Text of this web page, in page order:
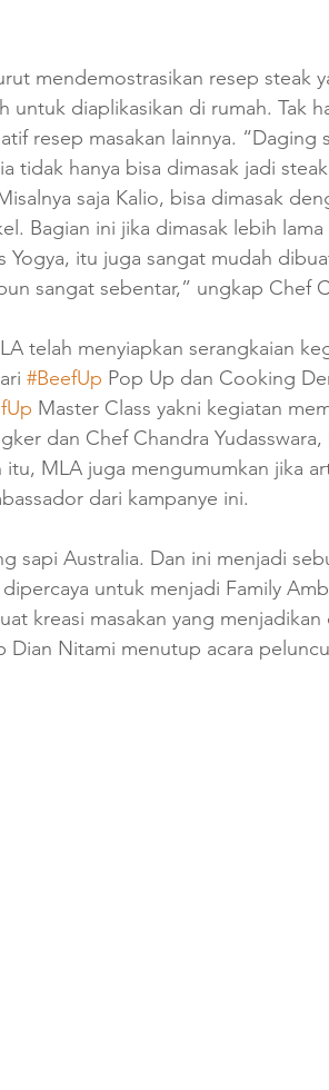
mendemostrasikan resep steak
untuk diaplikasikan di rumah. Tak
resep masakan lainnya. “Daging
tidak hanya bisa dimasak jadi
saja Kalio, bisa dimasak
Bagian ini jika dimasak lebih
Yogya, itu juga sangat mudah
sangat sebentar,” ungkap Chef
telah menyiapkan serangkaian
#BeefUp Pop Up dan Cooking
Master Class yakni kegiatan
dan Chef Chandra Yudasswara,
MLA juga mengumumkan jika
dari kampanye ini.
sapi Australia. Dan ini menjadi
untuk menjadi Family
kreasi masakan yang
Dian Nitami menutup acara